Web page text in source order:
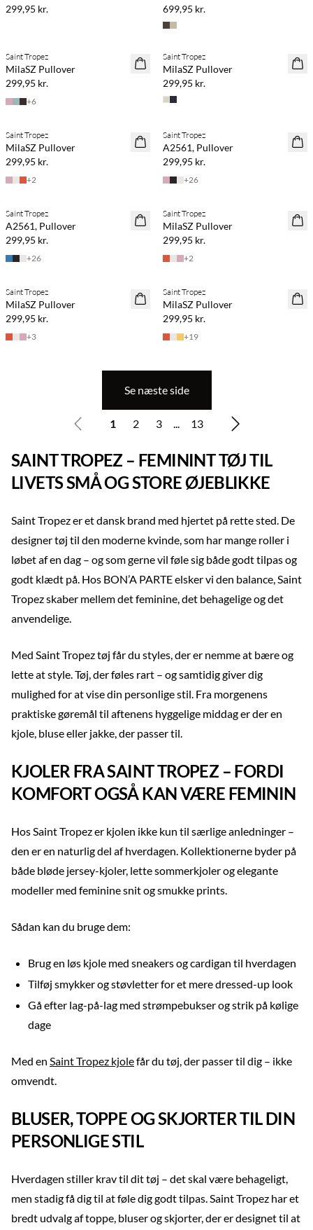
299,95 kr.
699,95 kr.
NYHED
Saint Tropez
MilaSZ Pullover
299,95 kr.
+6
NYHED
Saint Tropez
MilaSZ Pullover
299,95 kr.
NYHED
Saint Tropez
MilaSZ Pullover
299,95 kr.
+2
NYHED
2 stk. 500,-
Saint Tropez
A2561, Pullover
299,95 kr.
+26
NYHED
2 stk. 500,-
Saint Tropez
A2561, Pullover
299,95 kr.
+26
NYHED
Saint Tropez
MilaSZ Pullover
299,95 kr.
+2
NYHED
Saint Tropez
MilaSZ Pullover
299,95 kr.
+3
NYHED
Saint Tropez
MilaSZ Pullover
299,95 kr.
+19
Se næste side
1 2 3 ... 13
SAINT TROPEZ – FEMININT TØJ TIL
LIVETS SMÅ OG STORE ØJEBLIKKE
Saint Tropez er et dansk brand med hjertet på rette sted. De
designer tøj til den moderne kvinde, som har mange roller i
løbet af en dag – og som gerne vil føle sig både godt tilpas og
godt klædt på. Hos BON’A PARTE elsker vi den balance, Saint
Tropez skaber mellem det feminine, det behagelige og det
anvendelige.
Med Saint Tropez tøj får du styles, der er nemme at bære og
lette at style. Tøj, der føles rart – og samtidig giver dig
mulighed for at vise din personlige stil. Fra morgenens
praktiske gøremål til aftenens hyggelige middag er der en
kjole, bluse eller jakke, der passer til.
KJOLER FRA SAINT TROPEZ – FORDI
KOMFORT OGSÅ KAN VÆRE FEMININ
Hos Saint Tropez er kjolen ikke kun til særlige anledninger –
den er en naturlig del af hverdagen. Kollektionerne byder på
både bløde jersey-kjoler, lette sommerkjoler og elegante
modeller med feminine snit og smukke prints.
Sådan kan du bruge dem:
Brug en løs kjole med sneakers og cardigan til hverdagen
Tilføj smykker og støvletter for et mere dressed-up look
Gå efter lag-på-lag med strømpebukser og strik på kølige
dage
Med en Saint Tropez kjolefår du tøj, der passer til dig – ikke
omvendt.
BLUSER, TOPPE OG SKJORTER TIL DIN
PERSONLIGE STIL
Hverdagen stiller krav til dit tøj – det skal være behageligt,
men stadig få dig til at føle dig godt tilpas. Saint Tropez har et
bredt udvalg af toppe, bluser og skjorter, der er designet til at